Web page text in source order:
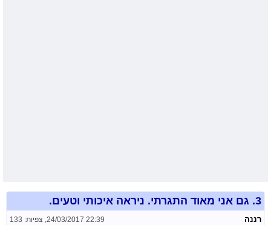
3. גם אני מאוד התגרתי. ניראה איכותי וטעים.
רננה 24/03/2017 22:39
, צפיות: 133